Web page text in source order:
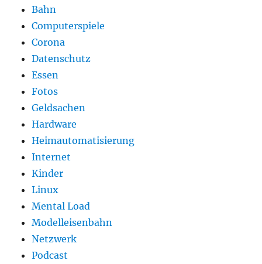
Bahn
Computerspiele
Corona
Datenschutz
Essen
Fotos
Geldsachen
Hardware
Heimautomatisierung
Internet
Kinder
Linux
Mental Load
Modelleisenbahn
Netzwerk
Podcast